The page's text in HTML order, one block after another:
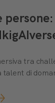
tra
talent di